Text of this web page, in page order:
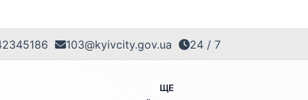
103@kyivcity.gov.ua 24 / 7
ЩЕ